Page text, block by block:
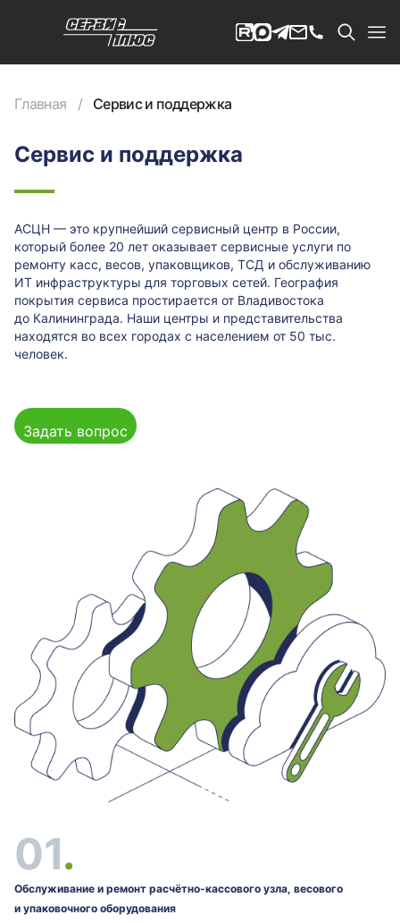
Главная Сервис и поддержка
Сервис и поддержка
АСЦН — это крупнейший сервисный центр в России,
который более 20 лет оказывает сервисные услуги по
ремонту касс, весов, упаковщиков, ТСД и обслуживанию
ИТ инфраструктуры для торговых сетей. География
покрытия сервиса простирается от Владивостока
до Калининграда. Наши центры и представительства
находятся во всех городах с населением от 50 тыс.
человек.
Задать вопрос
01.
Обслуживание и ремонт расчётно-кассового узла, весового
и упаковочного оборудования